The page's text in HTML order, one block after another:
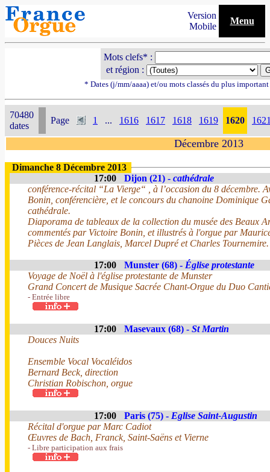
Version
Mobile
Menu
Mots clefs* :
et région :
* Dates (j/mm/aaaa) et/ou mots classés du plus
70480
dates
Page 1 ... 1616 1617 1618 1619 1620
Décembre 2013
Dimanche 8 Décembre 2013
17:00
Dijon (21) - cathédrale
conférence-récital “La Vierge“ , à l’occasion du 8 décembre.
Bonin, conférencière, et le concours du chanoine Dominique
cathédrale.
Diaporama de tableaux de la collection du musée des Beaux
commentés par Victoire Bonin, et illustrés à l'orgue par
Pièces de Jean Langlais, Marcel Dupré et Charles Tournemire.
17:00 Munster (68) - Église protestante
Voyage de Noël à l'église protestante de Munster
Grand Concert de Musique Sacrée Chant-Orgue du Duo
- Entrée libre
17:00 Masevaux (68) - St Martin
Douces Nuits
Ensemble Vocal Vocaléidos
Bernard Beck, direction
Christian Robischon, orgue
17:00 Paris (75) - Eglise Saint-Augustin
Récital d'orgue par Marc Cadiot
Œuvres de Bach, Franck, Saint-Saëns et Vierne
- Libre participation aux frais